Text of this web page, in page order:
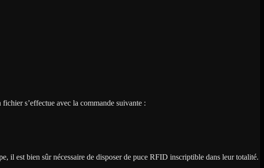
s’effectue avec la commande suivante :
est bien sûr nécessaire de disposer de puce RFID inscriptible dans leur totalité.